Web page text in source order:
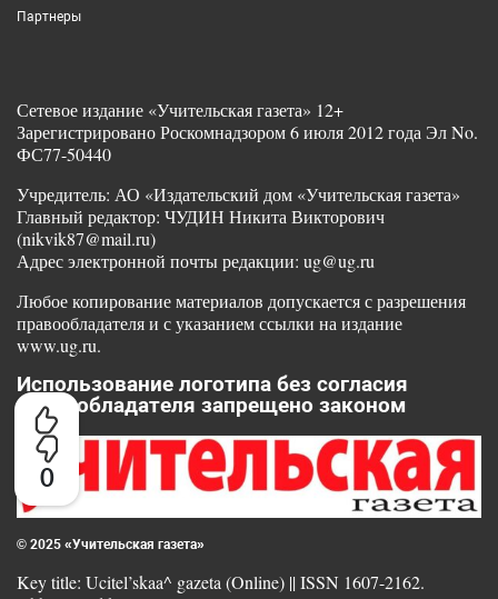
0
Партнеры
Сетевое издание «Учительская газета» 12+
Зарегистрировано Роскомнадзором 6 июля 2012 года Эл No.
ФС77-50440
Учредитель: АО «Издательский дом «Учительская газета»
Главный редактор: ЧУДИН Никита Викторович
(nikvik87@mail.ru)
Адрес электронной почты редакции: ug@ug.ru
Любое копирование материалов допускается с разрешения
правообладателя и с указанием ссылки на издание
www.ug.ru.
Использование логотипа без согласия
правообладателя запрещено законом
© 2025 «Учительская газета»
Key title: Ucitel’skaa^ gazeta (Online) || ISSN 1607-2162.